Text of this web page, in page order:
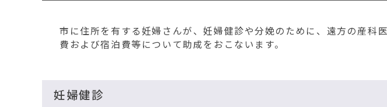
市に住所を有する妊婦さんが、妊婦健診や分娩のために、遠方の産科
費および宿泊費等について助成をおこないます。
妊婦健診